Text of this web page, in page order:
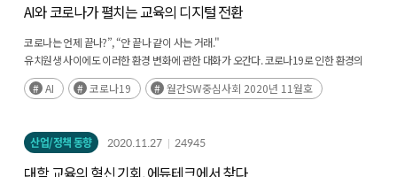
AI와 코로나가 펼치는 교육의 디지털 전환
코로나는 언제 끝나?”, “안 끝나 같이 사는 거래."
유치원생 사이에도 이러한 환경 변화에 관한 대화가 오간다. 코로나19로 인한 환경의
변화가 행동의 변화를 빠르게 만들어 냈다. 환경 변화는 3년에서 5년 정도 더 소요될
것으로 예상한 비대면 교육으로의 전환을 앞당겼다.(후략)
AI 코로나19 월간SW중심사회 2020년 11월호
산업/정책 동향 2020.11.27 24945
대학 교육의 혁신 기회, 에듀테크에서 찾다